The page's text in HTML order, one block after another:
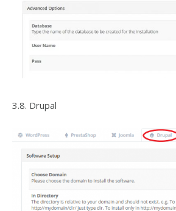
3.8. Drupal